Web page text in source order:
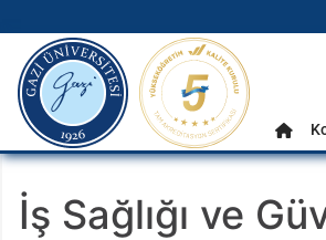
Ana Menü
gazi.edu.tr
İş Sağlığı ve